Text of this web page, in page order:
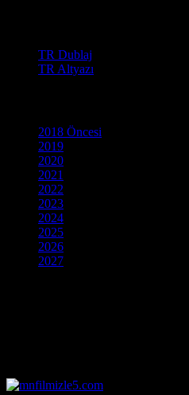
TR Dublaj
TR Altyazı
2018 Öncesi
2019
2020
2021
2022
2023
2024
2025
2026
2027